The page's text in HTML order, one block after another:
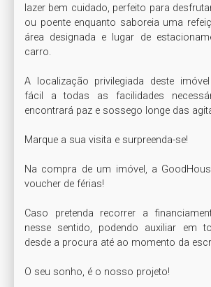
lazer bem cuidado, perfeito para
ou poente enquanto saboreia uma
área designada e lugar de
carro.
A localização privilegiada deste
fácil a todas as facilidades
encontrará paz e sossego longe das
Marque a sua visita e surpreenda-se!
Na compra de um imóvel, a
voucher de férias!
Caso pretenda recorrer a
nesse sentido, podendo auxiliar em
desde a procura até ao momento da
O seu sonho, é o nosso projeto!